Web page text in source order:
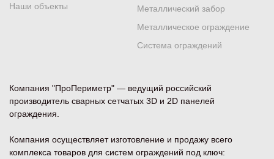
Компания "ПроПериметр" — ведущий российский
производитель сварных сетчатых 3D и 2D панелей
ограждения.
Компания осуществляет изготовление и продажу всего
комплекса товаров для систем ограждений под ключ:
Металлический забор
Металлическое ограждение
Система ограждений
Наши объекты